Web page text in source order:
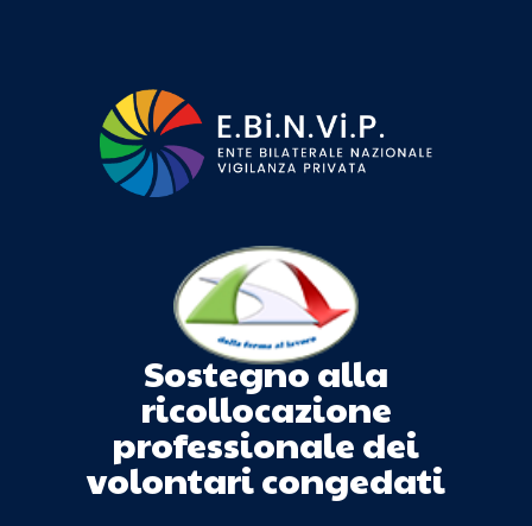
Sostegno alla
ricollocazione
professionale dei
volontari congedati